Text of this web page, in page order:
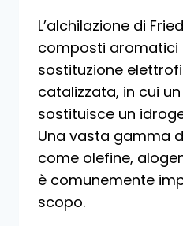
L’alchilazione di
composti
sostituzione
catalizzata, in cui
sostituisce un
Una vasta gamma
come olefine,
è comunemente
scopo.